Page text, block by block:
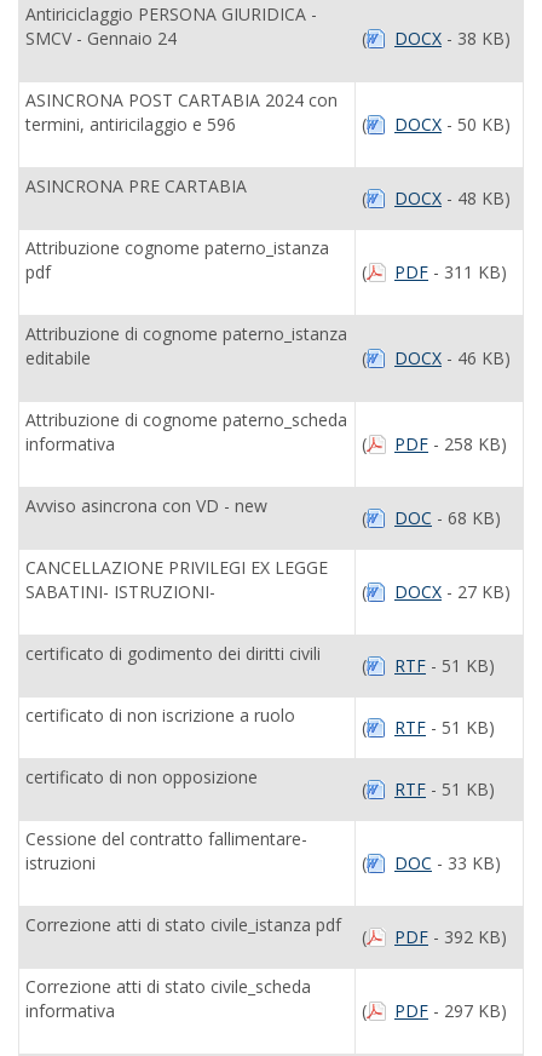
Antiriciclaggio PERSONA GIURIDICA -
SMCV - Gennaio 24
( DOCX - 38 KB)
ASINCRONA POST CARTABIA 2024 con
termini, antiricilaggio e 596
( DOCX - 50 KB)
ASINCRONA PRE CARTABIA
( DOCX - 48 KB)
Attribuzione cognome paterno_istanza
pdf
( PDF - 311 KB)
Attribuzione di cognome paterno_istanza
editabile
( DOCX - 46 KB)
Attribuzione di cognome paterno_scheda
informativa
( PDF - 258 KB)
Avviso asincrona con VD - new
( DOC - 68 KB)
CANCELLAZIONE PRIVILEGI EX LEGGE
SABATINI- ISTRUZIONI-
( DOCX - 27 KB)
certificato di godimento dei diritti civili
( RTF - 51 KB)
certificato di non iscrizione a ruolo
( RTF - 51 KB)
certificato di non opposizione
( RTF - 51 KB)
Cessione del contratto fallimentare-
istruzioni
( DOC - 33 KB)
Correzione atti di stato civile_istanza pdf
( PDF - 392 KB)
Correzione atti di stato civile_scheda
informativa
( PDF - 297 KB)